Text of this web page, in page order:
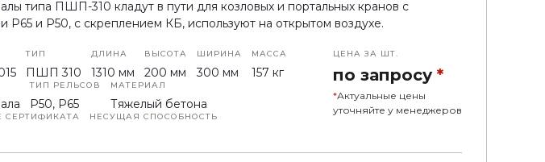
Показать
+7 (937) 774-70-78
г. Зеленодольск, 422545,
ул. Солнечная, д. 19,
помещение 1000
Пн-Пт: 8:00-17:00 Cб-Вс:
Выходной
типа ПШП-310 кладут в пути для козловых и портальных кранов с
Р65 и Р50, с скреплением КБ, используют на открытом воздухе.
ТИП
ПШП 310
ДЛИНА
1310 мм
ВЫСОТА
200 мм
ШИРИНА
300 мм
МАССА
157 кг
ТИП РЕЛЬСОВ
Р50, Р65
МАТЕРИАЛ
Тяжелый бетона
СЕРТИФИКАТА НЕСУЩАЯ СПОСОБНОСТЬ
ЦЕНА ЗА ШТ.
по запросу *
*Актуальные цены
уточняйте у менеджеров